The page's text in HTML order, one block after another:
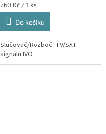
Měrná
cena:
260 Kč / 1 ks
Do košíku
Slučovač/Rozboč. TV/SAT
signálu IVO